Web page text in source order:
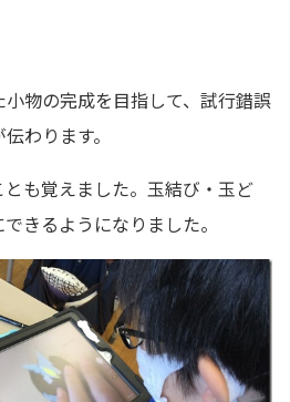
物の完成を目指して、試行錯誤
わります。
も覚えました。玉結び・玉ど
きるようになりました。